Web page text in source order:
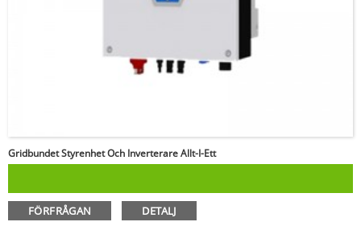
Gridbundet Styrenhet Och Inverterare Allt-I-Ett
FÖRFRÅGAN DETALJ
Ange lösenordet